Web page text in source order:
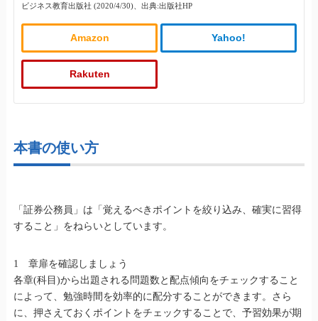
ビジネス教育出版社 (2020/4/30)、出典:出版社HP
Amazon Yahoo!
Rakuten
本書の使い方
「証券公務員」は「覚えるべきポイントを絞り込み、確実に習得
すること」をねらいとしています。
1 章扉を確認しましょう
各章(科目)から出題される問題数と配点傾向をチェックすること
によって、勉強時間を効率的に配分することができます。さら
に、押さえておくポイントをチェックすることで、予習効果が期